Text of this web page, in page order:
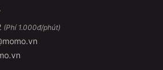
(Phí 1.000đ/phút)